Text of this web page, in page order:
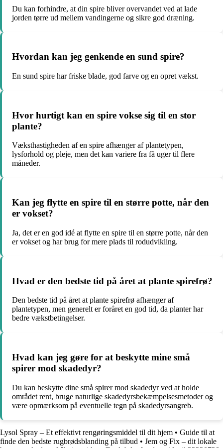
Du kan forhindre, at din spire bliver overvandet ved at lade
jorden tørre ud mellem vandingerne og sikre god dræning.
Hvordan kan jeg genkende en sund spire?
En sund spire har friske blade, god farve og en opret vækst.
Hvor hurtigt kan en spire vokse sig til en stor
plante?
Væksthastigheden af en spire afhænger af plantetypen,
lysforhold og pleje, men det kan variere fra få uger til flere
måneder.
Kan jeg flytte en spire til en større potte, når den
er vokset?
Ja, det er en god idé at flytte en spire til en større potte, når den
er vokset og har brug for mere plads til rodudvikling.
Hvad er den bedste tid på året at plante spirefrø?
Den bedste tid på året at plante spirefrø afhænger af
plantetypen, men generelt er foråret en god tid, da planter har
bedre vækstbetingelser.
Hvad kan jeg gøre for at beskytte mine små
spirer mod skadedyr?
Du kan beskytte dine små spirer mod skadedyr ved at holde
området rent, bruge naturlige skadedyrsbekæmpelsesmetoder og
være opmærksom på eventuelle tegn på skadedyrsangreb.
Lysol Spray – Et effektivt rengøringsmiddel til dit hjem • Guide til at
finde den bedste rugbrødsblanding på tilbud • Jem og Fix – dit lokale